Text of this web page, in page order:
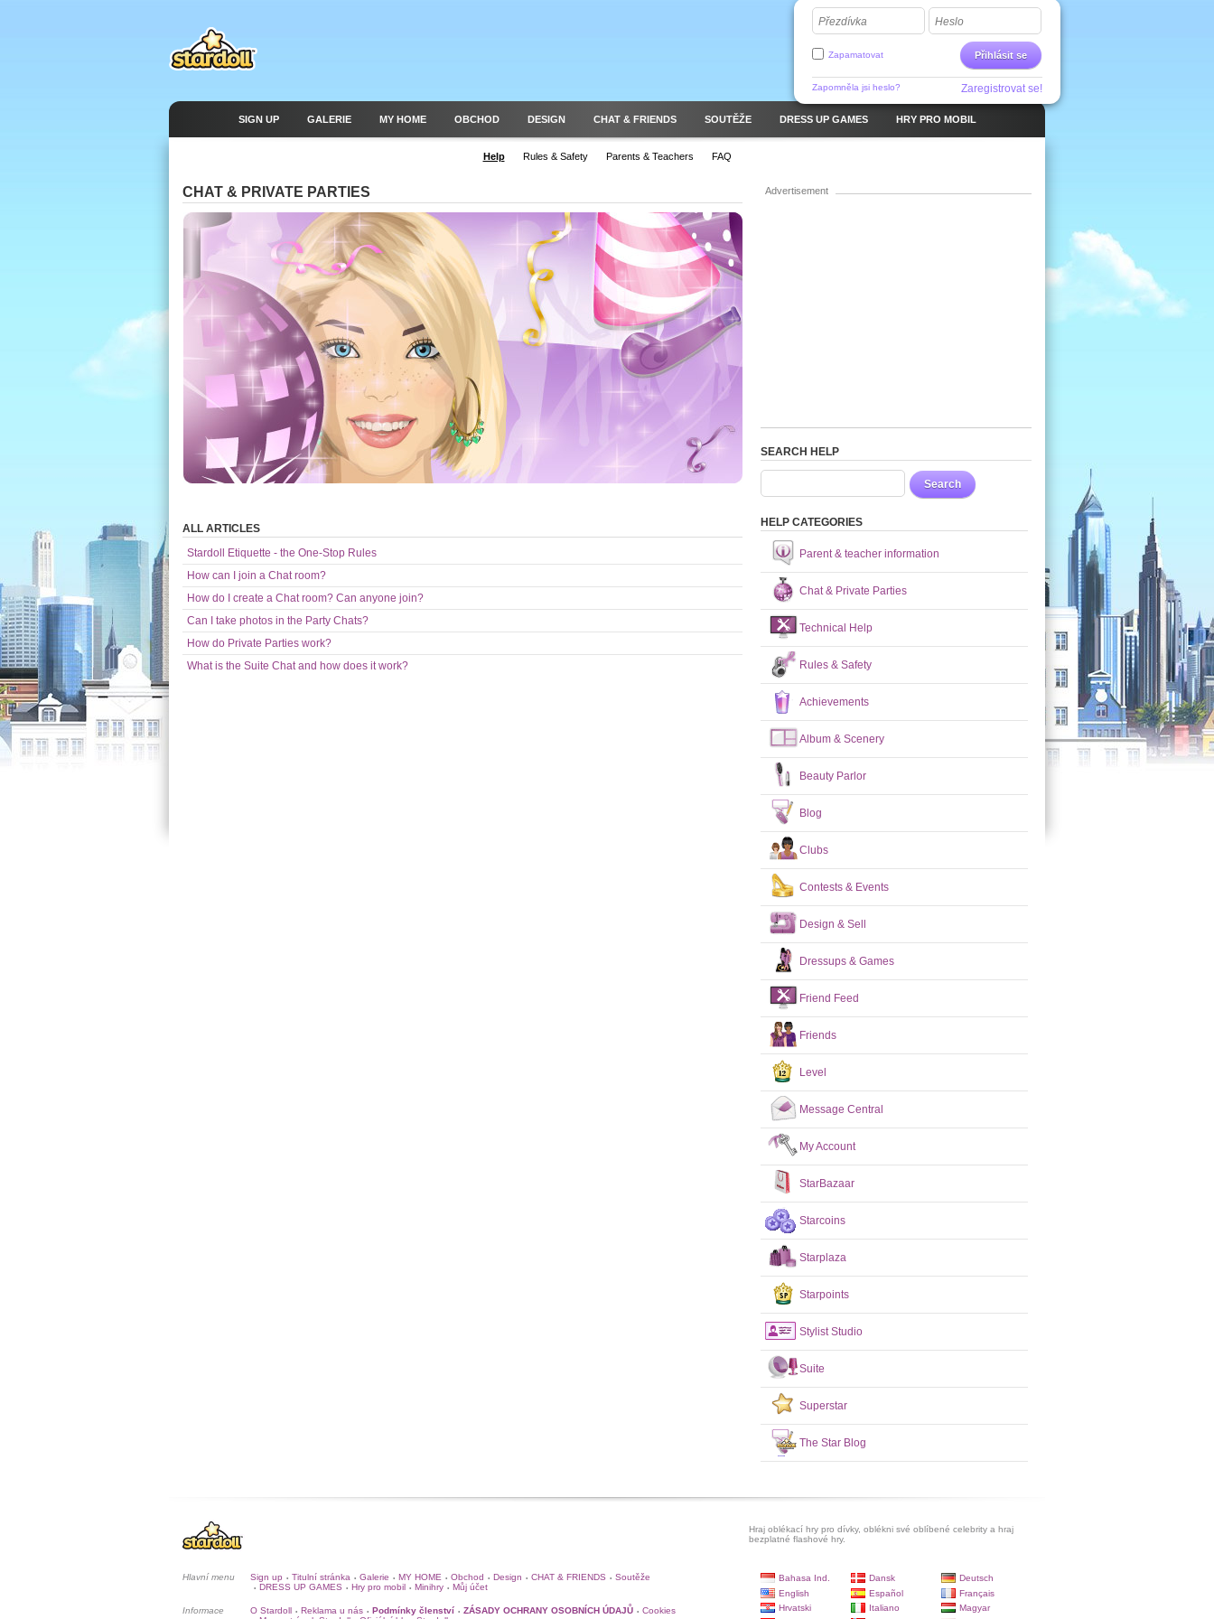
Přezdívka Heslo
Přihlásit se
Zapamatovat
Zapomněla jsi heslo? Zaregistrovat se!
SIGN UP GALERIE MY HOME OBCHOD DESIGN CHAT & FRIENDS SOUTĚŽE DRESS UP GAMES HRY PRO MOBIL
Help Rules & Safety Parents & Teachers FAQ
CHAT & PRIVATE PARTIES
ALL ARTICLES
Stardoll Etiquette - the One-Stop Rules
How can I join a Chat room?
How do I create a Chat room? Can anyone join?
Can I take photos in the Party Chats?
How do Private Parties work?
What is the Suite Chat and how does it work?
Advertisement
SEARCH HELP
Search
HELP CATEGORIES
Parent & teacher information
Chat & Private Parties
Technical Help
Rules & Safety
Achievements
Album & Scenery
Beauty Parlor
Blog
Clubs
Contests & Events
Design & Sell
Dressups & Games
Friend Feed
Friends
Level
Message Central
My Account
StarBazaar
Starcoins
Starplaza
Starpoints
Stylist Studio
Suite
Superstar
The Star Blog
Hraj oblékací hry pro dívky, oblékni své oblíbené celebrity a hraj
bezplatné flashové hry.
Hlavní menu Sign up • Titulní stránka • Galerie • MY HOME • Obchod • Design • CHAT & FRIENDS • Soutěže
• DRESS UP GAMES • Hry pro mobil • Minihry • Můj účet
Informace O Stardoll • Reklama u nás • Podmínky členství • ZÁSADY OCHRANY OSOBNÍCH ÚDAJŮ • Cookies
Bahasa Ind. Dansk
Deutsch
English
Español
Français
Hrvatski
Italiano
Magyar